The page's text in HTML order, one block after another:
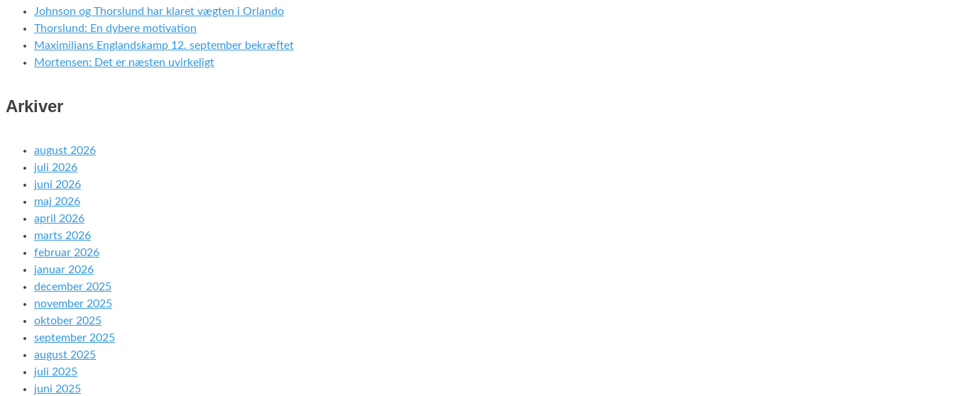
Johnson og Thorslund har klaret vægten i Orlando
Thorslund: En dybere motivation
Maximilians Englandskamp 12. september bekræftet
Mortensen: Det er næsten uvirkeligt
Arkiver
august 2026
juli 2026
juni 2026
maj 2026
april 2026
marts 2026
februar 2026
januar 2026
december 2025
november 2025
oktober 2025
september 2025
august 2025
juli 2025
juni 2025